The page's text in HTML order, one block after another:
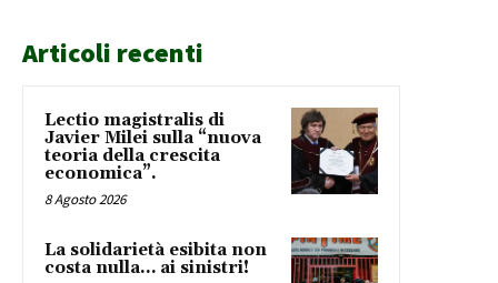
Articoli recenti
Lectio magistralis di
Javier Milei sulla “nuova
teoria della crescita
economica”.
8 Agosto 2026
La solidarietà esibita non
costa nulla… ai sinistri!